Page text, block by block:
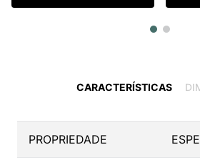
CARACTERÍSTICAS
PROPRIEDADE